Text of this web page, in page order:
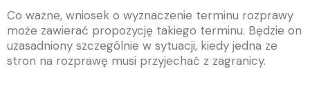
Co ważne, wniosek o wyznaczenie terminu rozprawy
może zawierać propozycję takiego terminu. Będzie on
uzasadniony szczególnie w sytuacji, kiedy jedna ze
stron na rozprawę musi przyjechać z zagranicy.